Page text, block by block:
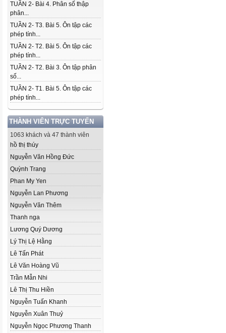
TUẦN 2- Bài 4. Phân số thập
phân...
TUẦN 2- T3. Bài 5. Ôn tập các
phép tính...
TUẦN 2- T2. Bài 5. Ôn tập các
phép tính...
TUẦN 2- T2. Bài 3. Ôn tập phân
số...
TUẦN 2- T1. Bài 5. Ôn tập các
phép tính...
THÀNH VIÊN TRỰC TUYẾN
1063 khách và 47 thành viên
hồ thị thúy
Nguyễn Văn Hồng Đức
Quỳnh Trang
Phan My Yen
Nguyễn Lan Phương
Nguyễn Văn Thêm
Thanh nga
Lương Quý Dương
Lý Thị Lệ Hằng
Lê Tấn Phát
Lê Văn Hoàng Vũ
Trần Mẫn Nhi
Lê Thị Thu Hiền
Nguyễn Tuấn Khanh
Nguyễn Xuân Thuỷ
Nguyễn Ngọc Phương Thanh